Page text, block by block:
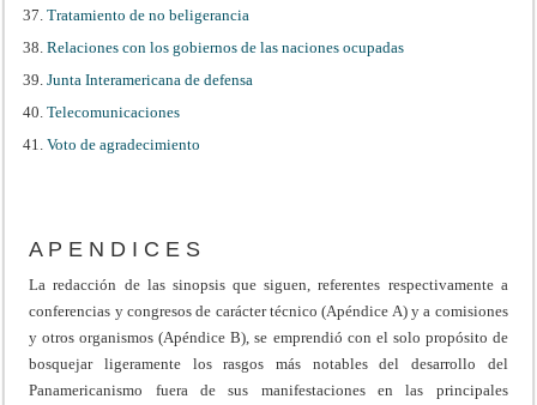
Tratamiento de no beligerancia
Relaciones con los gobiernos de las naciones ocupadas
Junta Interamericana de defensa
Telecomunicaciones
Voto de agradecimiento
A P E N D I C E S
La redacción de las sinopsis que siguen, referentes respectivamente a
conferencias y congresos de carácter técnico (Apéndice A) y a comisiones
y otros organismos (Apéndice B), se emprendió con el solo propósito de
bosquejar ligeramente los rasgos más notables del desarrollo del
Panamericanismo fuera de sus manifestaciones en las principales